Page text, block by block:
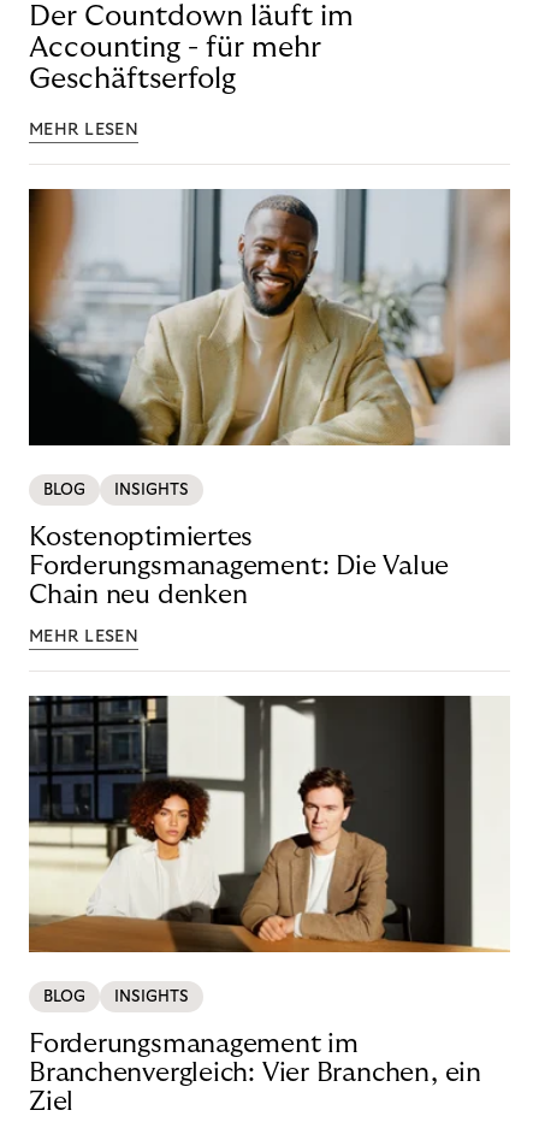
Der Countdown läuft im
Accounting - für mehr
Geschäftserfolg
MEHR LESEN
BLOG INSIGHTS
Kostenoptimiertes
Forderungsmanagement: Die Value
Chain neu denken
MEHR LESEN
BLOG INSIGHTS
Forderungsmanagement im
Branchenvergleich: Vier Branchen, ein
Ziel